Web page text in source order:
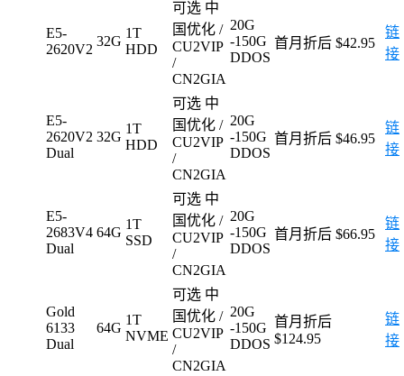
E5-
2620V2
32G
1T
HDD
可选 中
国优化 /
CU2VIP
/
CN2GIA
20G
-150G
DDOS
首月折后 $42.95
链
接
E5-
2620V2
Dual
32G
1T
HDD
可选 中
国优化 /
CU2VIP
/
CN2GIA
20G
-150G
DDOS
首月折后 $46.95
链
接
E5-
2683V4
Dual
64G
1T
SSD
可选 中
国优化 /
CU2VIP
/
CN2GIA
20G
-150G
DDOS
首月折后 $66.95
链
接
Gold
6133
Dual
64G
1T
NVME
可选 中
国优化 /
CU2VIP
/
CN2GIA
20G
-150G
DDOS
首月折后
$124.95
链
接